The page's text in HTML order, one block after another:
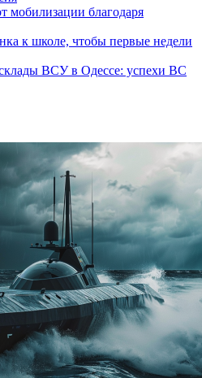
мобилизации благодаря
к школе, чтобы первые недели
ВСУ в Одессе: успехи ВС